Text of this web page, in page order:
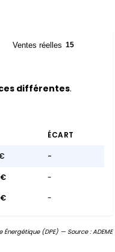
Ventes réelles 15
différentes.
ÉCART
-
-
-
(DPE) — Source : ADEME